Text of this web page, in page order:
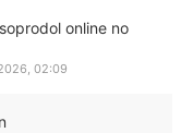
online no
02:09